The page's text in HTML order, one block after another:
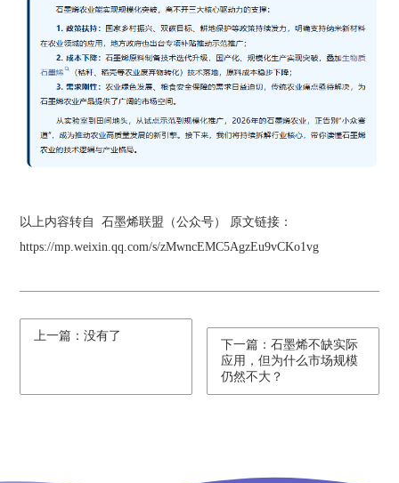
以上内容转自 石墨烯联盟（公众号） 原文链接：
https://mp.weixin.qq.com/s/zMwncEMC5AgzEu9vCKo1vg
上一篇：没有了
下一篇：石墨烯不缺实际
应用，但为什么市场规模
仍然不大？